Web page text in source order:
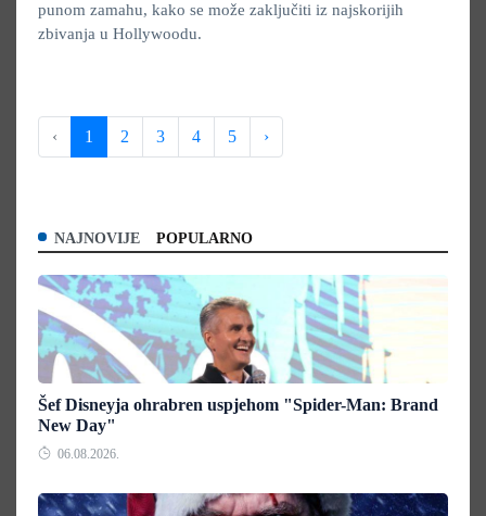
punom zamahu, kako se može zaključiti iz najskorijih
zbivanja u Hollywoodu.
‹ 1 2 3 4 5 ›
NAJNOVIJE POPULARNO
Šef Disneyja ohrabren uspjehom "Spider-Man: Brand
New Day"
06.08.2026.